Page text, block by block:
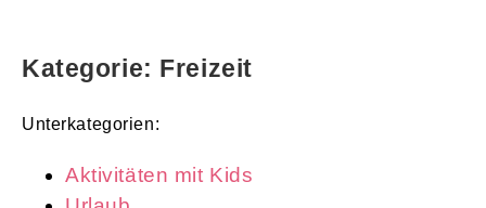
Kategorie: Freizeit
Unterkategorien:
Aktivitäten mit Kids